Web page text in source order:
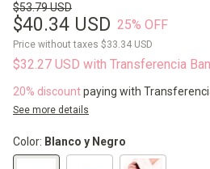
$53.79 USD
$40.34 USD 25% OFF
Price without taxes $33.34 USD
$32.27 USD with Transferencia
20% discountpaying with
See more details
Color: Blanco y Negro